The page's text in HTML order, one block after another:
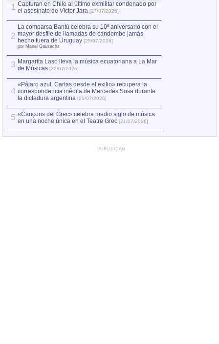
1 Capturan en Chile al último exmilitar condenado por
el asesinato de Víctor Jara [27/07/2026]
2
La comparsa Bantú celebra su 10º aniversario con el
mayor desfile de llamadas de candombe jamás
hecho fuera de Uruguay [25/07/2026]
por Manel Gausachs
3 Margarita Laso lleva la música ecuatoriana a La Mar
de Músicas [22/07/2026]
4
«Pájaro azul. Cartas desde el exilio» recupera la
correspondencia inédita de Mercedes Sosa durante
la dictadura argentina [21/07/2026]
5 «Cançons del Grec» celebra medio siglo de música
en una noche única en el Teatre Grec [21/07/2026]
PUBLICIDAD